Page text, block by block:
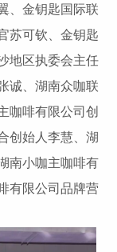
、金钥匙国际联
苏可钦、金钥匙
地区执委会主任
诚、湖南众咖联
咖啡有限公司创
创始人李慧、湖
南小咖主咖啡有
有限公司品牌营